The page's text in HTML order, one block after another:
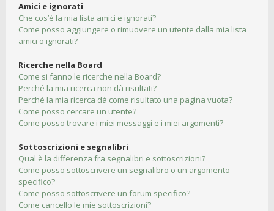
Amici e ignorati
Che cos’è la mia lista amici e ignorati?
Come posso aggiungere o rimuovere un utente dalla mia lista
amici o ignorati?
Ricerche nella Board
Come si fanno le ricerche nella Board?
Perché la mia ricerca non dà risultati?
Perché la mia ricerca dà come risultato una pagina vuota?
Come posso cercare un utente?
Come posso trovare i miei messaggi e i miei argomenti?
Sottoscrizioni e segnalibri
Qual è la differenza fra segnalibri e sottoscrizioni?
Come posso sottoscrivere un segnalibro o un argomento
specifico?
Come posso sottoscrivere un forum specifico?
Come cancello le mie sottoscrizioni?